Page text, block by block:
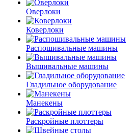
Оверлоки
Коверлоки
Распошивальные машины
Вышивальные машины
Гладильное оборудование
Манекены
Раскройные плоттеры